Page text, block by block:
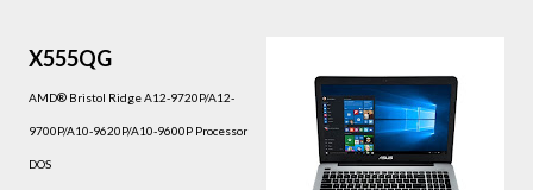
X555QG
AMD® Bristol Ridge A12-9720P/A12-
9700P/A10-9620P/A10-9600P Processor
DOS